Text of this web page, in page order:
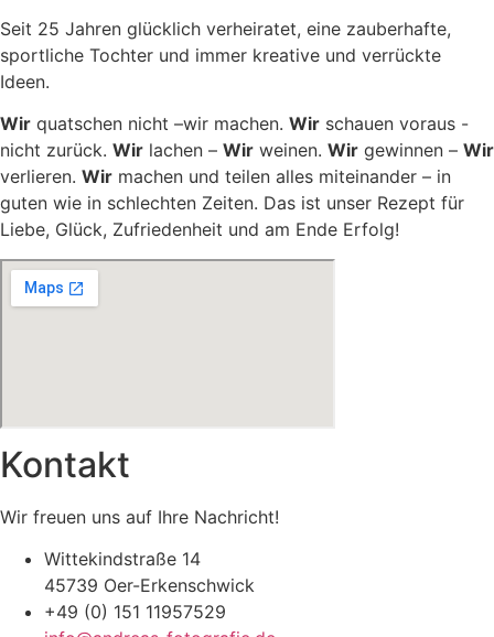
Seit 25 Jahren glücklich verheiratet, eine zauberhafte,
sportliche Tochter und immer kreative und verrückte
Ideen.
Wir quatschen nicht –wir machen. Wir schauen voraus -
nicht zurück. Wir lachen – Wir weinen. Wir gewinnen – Wir
verlieren. Wir machen und teilen alles miteinander – in
guten wie in schlechten Zeiten. Das ist unser Rezept für
Liebe, Glück, Zufriedenheit und am Ende Erfolg!
Kontakt
Wir freuen uns auf Ihre Nachricht!
Wittekindstraße 14
45739 Oer-Erkenschwick
+49 (0) 151 11957529